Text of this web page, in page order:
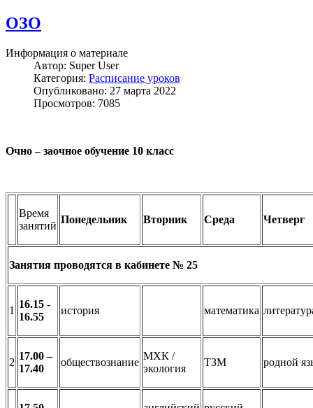
ОЗО
Информация о материале
Автор: Super User
Категория: Расписание уроков
Опубликовано: 27 марта 2022
Просмотров: 7085
Очно – заочное обучение 10 класс
Время
занятий
Понедельник Вторник Среда Четверг
Занятия проводятся в кабинете № 25
1
16.15 -
16.55
история математика
2
17.00 –
17.40
обществознание
МХК /
экология
ТЗМ родной